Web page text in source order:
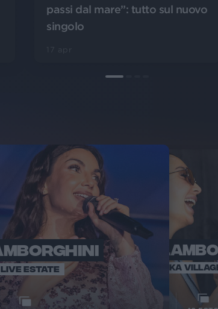
passi dal mare”: tutto sul nuovo
singolo
ESTATE
ELETTRA
VOI TANKA